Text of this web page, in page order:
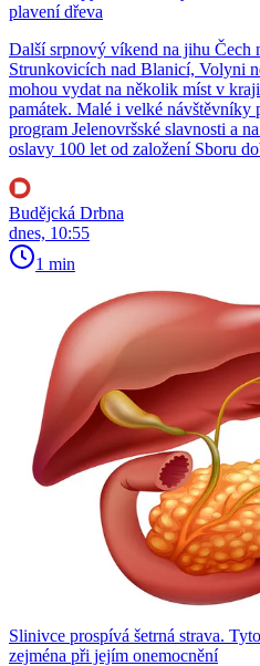
plavení dřeva
Další srpnový víkend na jihu Čech
Strunkovicích nad Blanicí, Volyni
mohou vydat na několik míst v
památek. Malé i velké návštěvníky
program Jelenovršské slavnosti a
oslavy 100 let od založení Sboru
Budějcká Drbna
dnes, 10:55
1 min
Slinivce prospívá šetrná strava.
zejména při jejím onemocnění